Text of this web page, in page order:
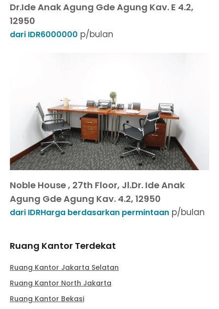
Dr.Ide Anak Agung Gde Agung Kav. E 4.2,
12950
dari IDR6000000 p/bulan
Noble House , 27th Floor, Jl.Dr. Ide Anak
Agung Gde Agung Kav. 4.2, 12950
dari IDRHarga berdasarkan permintaan p/bulan
Ruang Kantor Terdekat
Ruang Kantor Jakarta Selatan
Ruang Kantor North Jakarta
Ruang Kantor Bekasi